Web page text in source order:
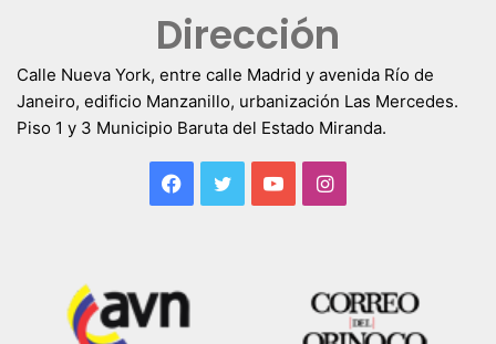
Dirección
Calle Nueva York, entre calle Madrid y avenida Río de
Janeiro, edificio Manzanillo, urbanización Las Mercedes.
Piso 1 y 3 Municipio Baruta del Estado Miranda.
Facebook
TwitterYouTubeInstagram